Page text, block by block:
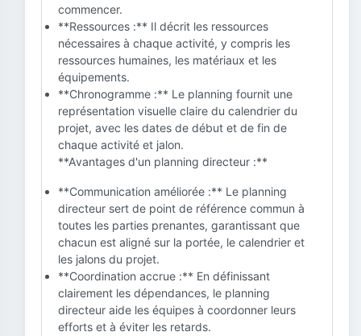
commencer.
**Ressources :** Il décrit les ressources
nécessaires à chaque activité, y compris les
ressources humaines, les matériaux et les
équipements.
**Chronogramme :** Le planning fournit une
représentation visuelle claire du calendrier du
projet, avec les dates de début et de fin de
chaque activité et jalon.
**Avantages d'un planning directeur :**
**Communication améliorée :** Le planning
directeur sert de point de référence commun à
toutes les parties prenantes, garantissant que
chacun est aligné sur la portée, le calendrier et
les jalons du projet.
**Coordination accrue :** En définissant
clairement les dépendances, le planning
directeur aide les équipes à coordonner leurs
efforts et à éviter les retards.